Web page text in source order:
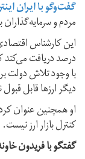
گفت‌وگو با ایران
مردم و
درصد دریافت می‌کند
با وجود تلاش دولت
دیگر ارزها قابل
او همچنین عنوان
کنترل بازار ارز نیست.
گفتگو با فریدون